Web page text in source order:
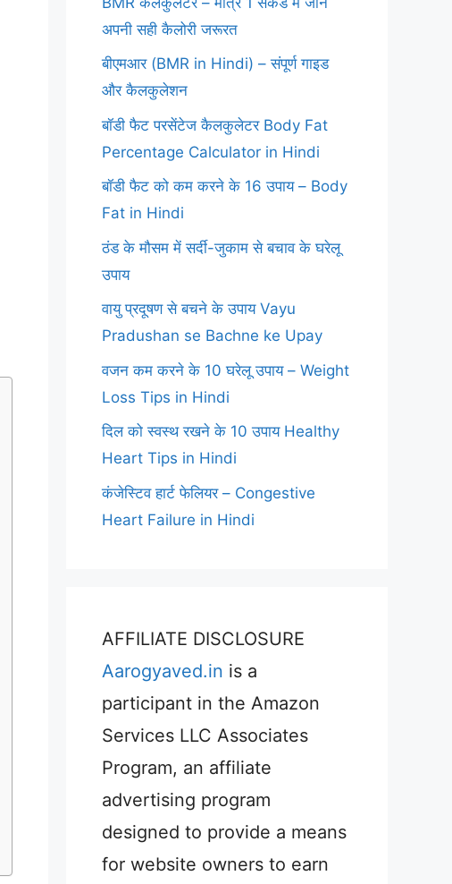
अपनी सही कैलोरी जरूरत
बीएमआर (BMR in Hindi) – संपूर्ण गाइड
और कैलकुलेशन
बॉडी फैट परसेंटेज कैलकुलेटर Body Fat
Percentage Calculator in Hindi
बॉडी फैट को कम करने के 16 उपाय – Body
Fat in Hindi
ठंड के मौसम में सर्दी-जुकाम से बचाव के घरेलू
उपाय
वायु प्रदूषण से बचने के उपाय Vayu
Pradushan se Bachne ke Upay
वजन कम करने के 10 घरेलू उपाय – Weight
Loss Tips in Hindi
दिल को स्वस्थ रखने के 10 उपाय Healthy
Heart Tips in Hindi
कंजेस्टिव हार्ट फेलियर – Congestive
Heart Failure in Hindi
AFFILIATE DISCLOSURE
Aarogyaved.in is a
participant in the Amazon
Services LLC Associates
Program, an affiliate
advertising program
designed to provide a means
for website owners to earn